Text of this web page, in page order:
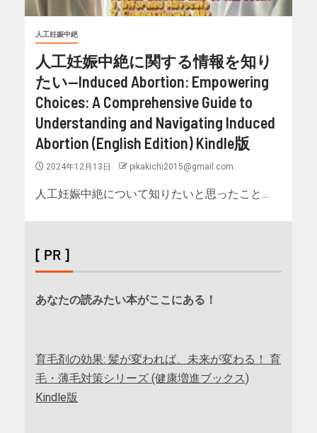
人工妊娠中絶
人工妊娠中絶に関する情報を知り
たい—Induced Abortion: Empowering
Choices: A Comprehensive Guide to
Understanding and Navigating Induced
Abortion (English Edition) Kindle版
2024年12月13日 pikakichi2015@gmail.com
人工妊娠中絶について知りたいと思ったこと...
[ PR ]
あなたの読みたい本がここにある！
育毛剤の効果: 髪が変われば、未来が変わる！ 育
毛・薄毛対策シリーズ (健康増進ブックス)
Kindle版